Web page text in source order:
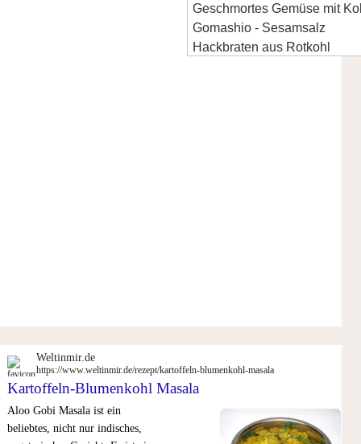
Weltinmir.de
https://www.weltinmir.de/rezept/kartoffeln-blumenkohl-masala
Kartoffeln-Blumenkohl Masala
Aloo Gobi Masala ist ein
beliebtes, nicht nur indisches,
Geschmortes Gemüse mit
Gomashio - Sesamsalz
Hackbraten aus Rotkohl
Pilzrisotto mit Pfifferlingen
Preiselbeer Marmelade in
Preiselbeere getrocknet in
Puffreis in Rezepten